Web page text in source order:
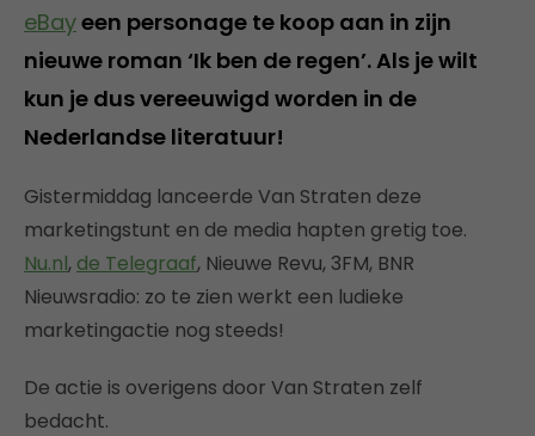
eBayeen personage te koop aan in zijn
nieuwe roman ‘Ik ben de regen’. Als je wilt
kun je dus vereeuwigd worden in de
Nederlandse literatuur!
Gistermiddag lanceerde Van Straten deze
marketingstunt en de media hapten gretig toe.
Nu.nl, de Telegraaf, Nieuwe Revu, 3FM, BNR
Nieuwsradio: zo te zien werkt een ludieke
marketingactie nog steeds!
De actie is overigens door Van Straten zelf
bedacht.